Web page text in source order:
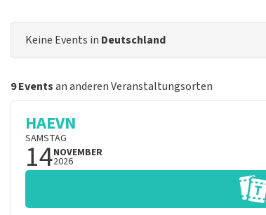
Keine Events in Deutschland
9 Eventsan anderen Veranstaltungsorten
HAEVN
SAMSTAG
14NOVEMBER
2026